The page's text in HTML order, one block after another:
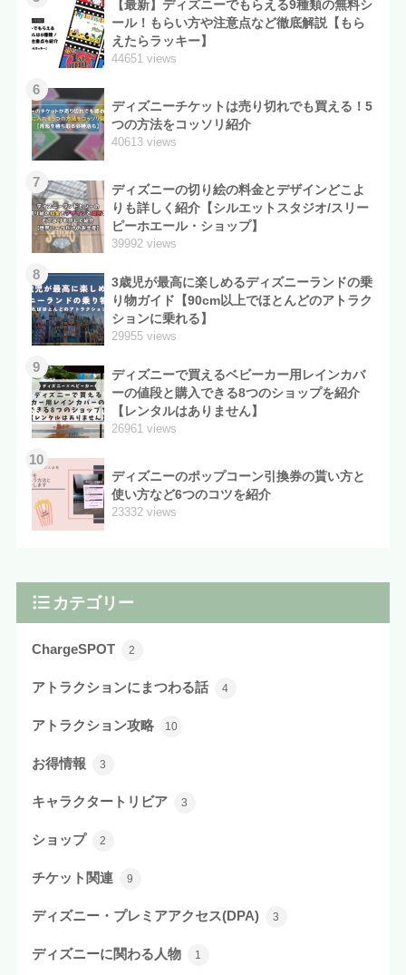
【最新】ディズニーでもらえる9種類の無料シ
ール！もらい方や注意点など徹底解説【もら
えたらラッキー】
44651 views
6
ディズニーチケットは売り切れでも買える！5
つの方法をコッソリ紹介
40613 views
7
ディズニーの切り絵の料金とデザインどこよ
りも詳しく紹介【シルエットスタジオ/スリー
ピーホエール・ショップ】
39992 views
8
3歳児が最高に楽しめるディズニーランドの乗
り物ガイド【90cm以上でほとんどのアトラク
ションに乗れる】
29955 views
9
ディズニーで買えるベビーカー用レインカバ
ーの値段と購入できる8つのショップを紹介
【レンタルはありません】
26961 views
10
ディズニーのポップコーン引換券の貰い方と
使い方など6つのコツを紹介
23332 views
カテゴリー
ChargeSPOT 2
アトラクションにまつわる話 4
アトラクション攻略 10
お得情報 3
キャラクタートリビア 3
ショップ 2
チケット関連 9
ディズニー・プレミアアクセス(DPA) 3
ディズニーに関わる人物 1